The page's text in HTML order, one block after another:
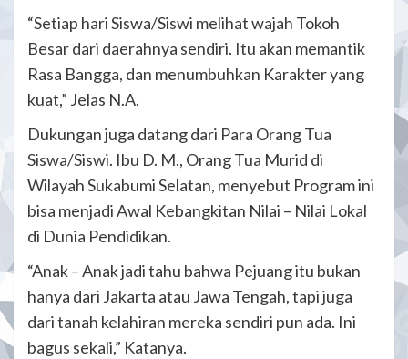
“Setiap hari Siswa/Siswi melihat wajah Tokoh
Besar dari daerahnya sendiri. Itu akan memantik
Rasa Bangga, dan menumbuhkan Karakter yang
kuat,” Jelas N.A.
Dukungan juga datang dari Para Orang Tua
Siswa/Siswi. Ibu D. M., Orang Tua Murid di
Wilayah Sukabumi Selatan, menyebut Program ini
bisa menjadi Awal Kebangkitan Nilai – Nilai Lokal
di Dunia Pendidikan.
“Anak – Anak jadi tahu bahwa Pejuang itu bukan
hanya dari Jakarta atau Jawa Tengah, tapi juga
dari tanah kelahiran mereka sendiri pun ada. Ini
bagus sekali,” Katanya.